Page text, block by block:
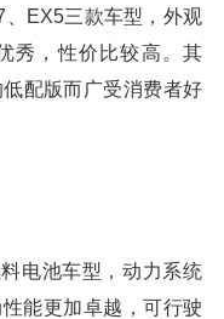
EX5三款车型，外观
秀，性价比较高。其
配版而广受消费者好
电池车型，动力系统
能更加卓越，可行驶